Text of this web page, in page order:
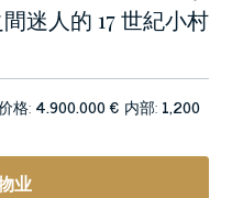
迷人的 17 世紀小村
格: 4.900.000 € 内部: 1,200
业